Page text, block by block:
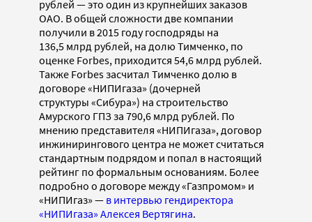
рублей — это один из крупнейших заказов
ОАО. В общей сложности две компании
получили в 2015 году господряды на
136,5 млрд рублей, на долю Тимченко, по
оценке Forbes, приходится 54,6 млрд рублей.
Также Forbes засчитал Тимченко долю в
договоре «НИПИгаза» (дочерней
структуры «Сибура») на строительство
Амурского ГПЗ за 790,6 млрд рублей. По
мнению представителя «НИПИгаза», договор
инжинирингового центра не может считаться
стандартным подрядом и попал в настоящий
рейтинг по формальным основаниям. Более
подробно о договоре между «Газпромом» и
«НИПИгаз» — в интервью гендиректора
«НИПИгаза» Алексея Вертягина.